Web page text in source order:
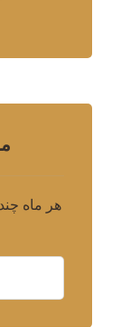
هر ماه